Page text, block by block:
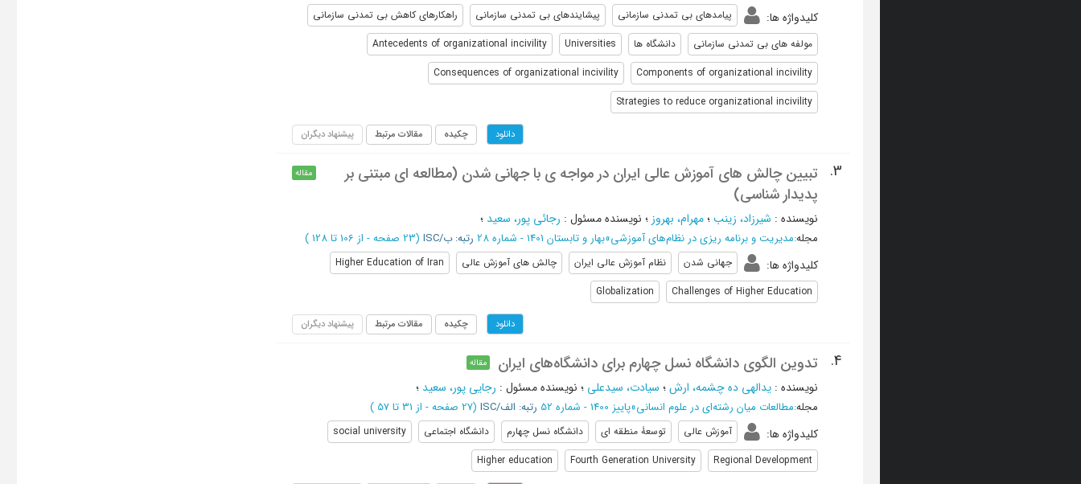
کلیدواژه ها: پیامدهای بی تمدنی سازمانی پیشایندهای بی تمدنی سازمانی
راهکارهای کاهش بی تمدنی سازمانی
مولفه های بی تمدنی سازمانی
دانشگاه ها Universities
Antecedents of organizational incivility
Components of organizational incivility
Consequences of organizational incivility
Strategies to reduce organizational incivility
دانلود چکیده مقالات مرتبط پیشنهاد دیگران
3.
تبیین چالش­ های آموزش ­عالی ایران در مواجه­ ی با جهانی­ شدن (مطالعه­ ای مبتنی بر
پدیدار شناسی)
مقاله
نویسنده : شیرزاد، زینب؛مهرام، بهروز ؛ نویسنده مسئول : رجائی پور، سعید ؛
مجله:مدیریت و برنامه ریزی در نظام‌های آموزشی»بهار و تابستان 1401 - شماره 28 رتبه: ب/ISC (‎23 صفحه - از 106 تا 128 )
کلیدواژه ها: جهانی شدن نظام آموزش عالی ایران چالش های آموزش عالی
Higher Education of Iran
Challenges of Higher Education
Globalization
دانلود چکیده مقالات مرتبط پیشنهاد دیگران
4. تدوین الگوی دانشگاه نسل چهارم برای دانشگاه‌های ایران مقاله
نویسنده : یدالهی ده چشمه، ارش؛ سیادت، سیدعلی ؛ نویسنده مسئول : رجايی پور، سعید ؛
مجله:مطالعات میان رشته‌ای در علوم انسانی»پاییز 1400 - شماره 52 رتبه: الف/ISC (‎27 صفحه - از 31 تا 57 )
کلیدواژه ها: آموزش عالی توسعۀ منطقه ای دانشگاه نسل چهارم دانشگاه اجتماعی
social university
Regional Development
Fourth Generation University
Higher education